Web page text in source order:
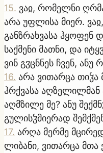
15. ვაჲ, რომელნი
არა უფლისა მიერ.
განზრახვასა ჰყოფენ
საქმენი მათნი, და
ვინ გჳცნნეს ჩვენ,
16. არა ვითარცა თიჴა
ჰრქვასა
აღმზილე მე? ანუ
გულისჴმიერად
17. არღა მერმე
ლიბანი, ვითარცა